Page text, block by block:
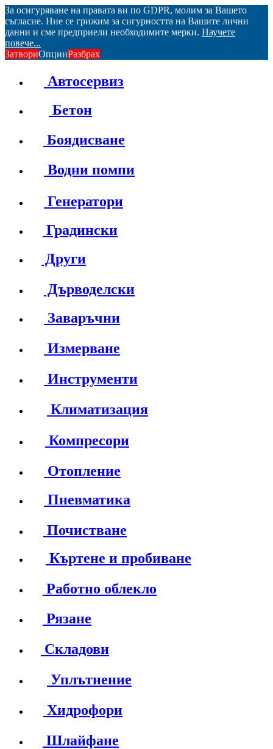
За осигуряване на правата ви по GDPR, молим за Вашето
съгласие. Ние се грижим за сигурността на Вашите лични
данни и сме предприели необходимите мерки. Научете
повече...
ЗатвориОпцииРазбрах
Автосервиз
Бетон
Боядисване
Водни помпи
Генератори
Градински
Други
Дърводелски
Заваръчни
Измерване
Инструменти
Климатизация
Компресори
Отопление
Пневматика
Почистване
Къртене и пробиване
Работно облекло
Рязане
Складови
Уплътнение
Хидрофори
Шлайфане